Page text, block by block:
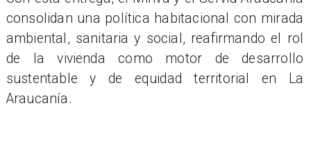
consolidan una política habitacional con mirada
ambiental, sanitaria y social, reafirmando el rol
de la vivienda como motor de desarrollo
sustentable y de equidad territorial en La
Araucanía.